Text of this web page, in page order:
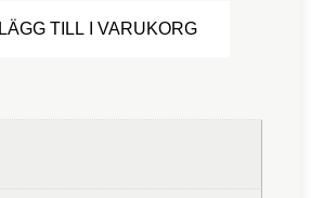
LÄGG TILL I VARUKORG